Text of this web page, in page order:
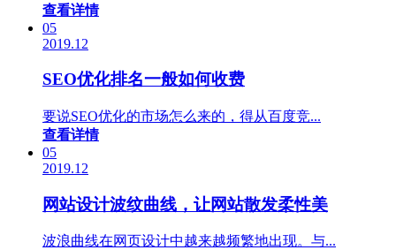
查看详情
05
2019.12
SEO优化排名一般如何收费
要说SEO优化的市场怎么来的，得从百度竞...
查看详情
05
2019.12
网站设计波纹曲线，让网站散发柔性美
波浪曲线在网页设计中越来越频繁地出现。与...